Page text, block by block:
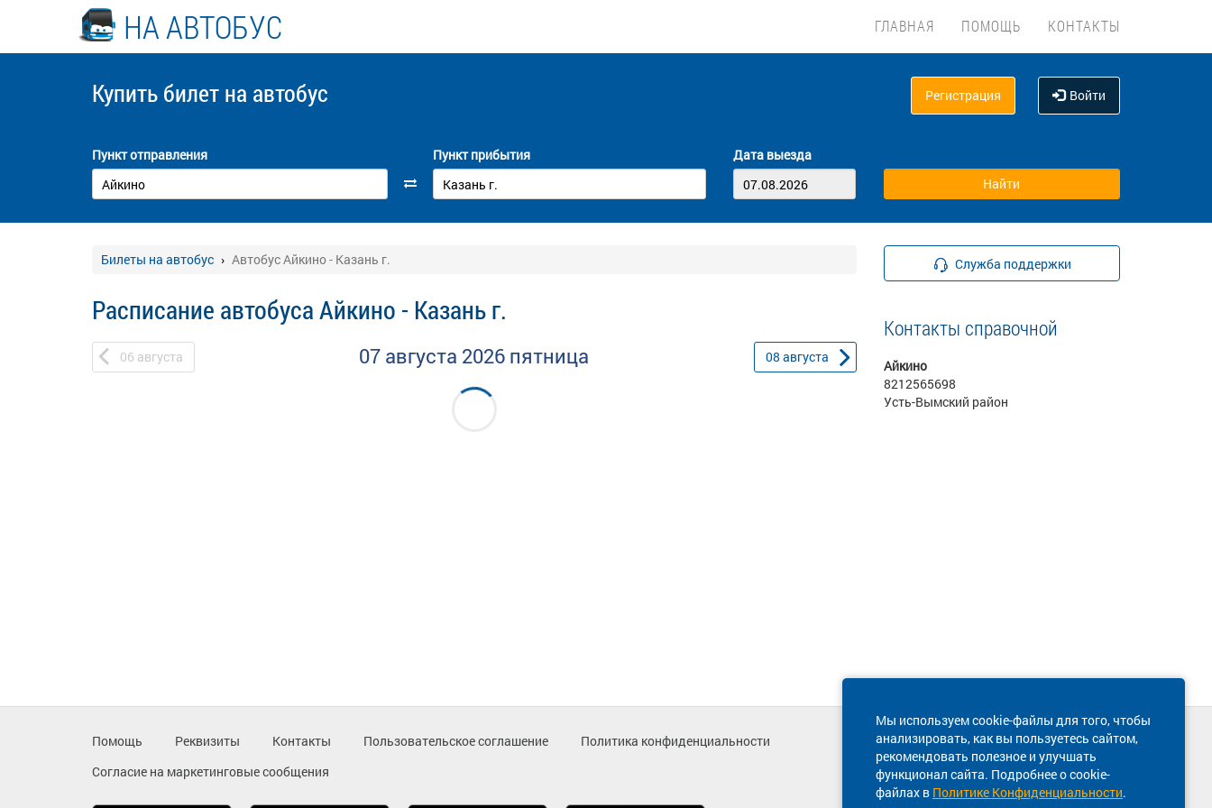
НА АВТОБУС ГЛАВНАЯ ПОМОЩЬ КОНТАКТЫ
Купить билет на автобус Регистрация Войти
Пункт отправления Пункт прибытия Дата выезда
Билеты на автобус Автобус Айкино - Казань г.
Расписание автобуса Айкино - Казань г.
06 августа 07 августа 2026 пятница 08 августа
Служба поддержки
Контакты справочной
Айкино
8212565698
Усть-Вымский район
Мы используем cookie-файлы для того, чтобы
анализировать, как вы пользуетесь сайтом,
рекомендовать полезное и улучшать
функционал сайта. Подробнее о cookie-
файлах в Политике Конфиденциальности.
Помощь Реквизиты Контакты Пользовательское соглашение
Политика конфиденциальности
Согласие на маркетинговые сообщения
Техническая поддержка сайта
8 800 600-03-38